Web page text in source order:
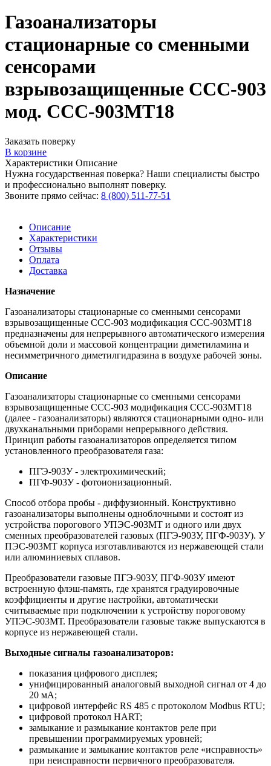
Газоанализаторы
стационарные со сменными
сенсорами
взрывозащищенные ССС-903
мод. ССС-903МТ18
Заказать поверку
В корзине
Характеристики Описание
Нужна государственная поверка? Наши специалисты быстро
и профессионально выполнят поверку.
Звоните прямо сейчас: 8 (800) 511-77-51
Описание
Характеристики
Отзывы
Оплата
Доставка
Назначение
Газоанализаторы стационарные со сменными сенсорами
взрывозащищенные ССС-903 модификация ССС-903МТ18
предназначены для непрерывного автоматического измерения
объемной доли и массовой концентрации диметиламина и
несимметричного диметилгидразина в воздухе рабочей зоны.
Описание
Газоанализаторы стационарные со сменными сенсорами
взрывозащищенные ССС-903 модификация ССС-903МТ18
(далее - газоанализаторы) являются стационарными одно- или
двухканальными приборами непрерывного действия.
Принцип работы газоанализаторов определяется типом
установленного преобразователя газа:
ПГЭ-903У - электрохимический;
ПГФ-903У - фотоионизационный.
Способ отбора пробы - диффузионный. Конструктивно
газоанализаторы выполнены одноблочными и состоят из
устройства порогового УПЭС-903МТ и одного или двух
сменных преобразователей газовых (ПГЭ-903У, ПГФ-903У). У
ПЭС-903МТ корпуса изготавливаются из нержавеющей стали
или алюминиевых сплавов.
Преобразователи газовые ПГЭ-903У, ПГФ-903У имеют
встроенную флэш-память, где хранятся градуировочные
коэффициенты и другие настройки, автоматически
считываемые при подключении к устройству пороговому
УПЭС-903МТ. Преобразователи газовые также выпускаются в
корпусе из нержавеющей стали.
Выходные сигналы газоанализаторов:
показания цифрового дисплея;
унифицированный аналоговый выходной сигнал от 4 до
20 мА;
цифровой интерфейс RS 485 с протоколом Modbus RTU;
цифровой протокол HART;
замыкание и размыкание контактов реле при
превышении программируемых уровней;
размыкание и замыкание контактов реле «исправность»
при неисправности первичного преобразователя.